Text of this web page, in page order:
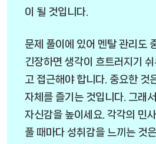
이 될 것입니다.
문제 풀이에 있어 멘탈 관리도
긴장하면 생각이 흐트러지기
고 접근해야 합니다. 중요한 것
자체를 즐기는 것입니다. 그래
자신감을 높이세요. 각각의 민
풀 때마다 성취감을 느끼는 것